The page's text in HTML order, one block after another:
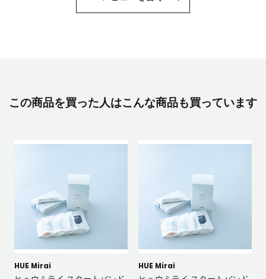
この商品を買った人はこんな商品も買っています
HUE Mirai HUE Mirai